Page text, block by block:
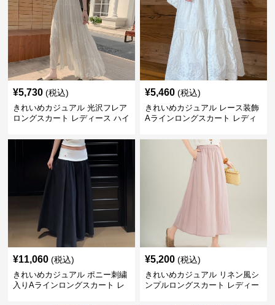
¥5,730 (税込)
きれいめカジュアル 光沢フレア
ロングスカート レディース ハイ
ザイン 着回し◎ 上品フェミニン
¥5,460 (税込)
きれいめカジュアル レース装飾
Aラインロングスカート レディ
夏向け ウエストゴム 華奢見えフ
¥11,060 (税込)
きれいめカジュアル ポニー刺繍
入りAラインロングスカート レ
¥5,200 (税込)
きれいめカジュアル リネン風シ
ンプルロングスカート レディー